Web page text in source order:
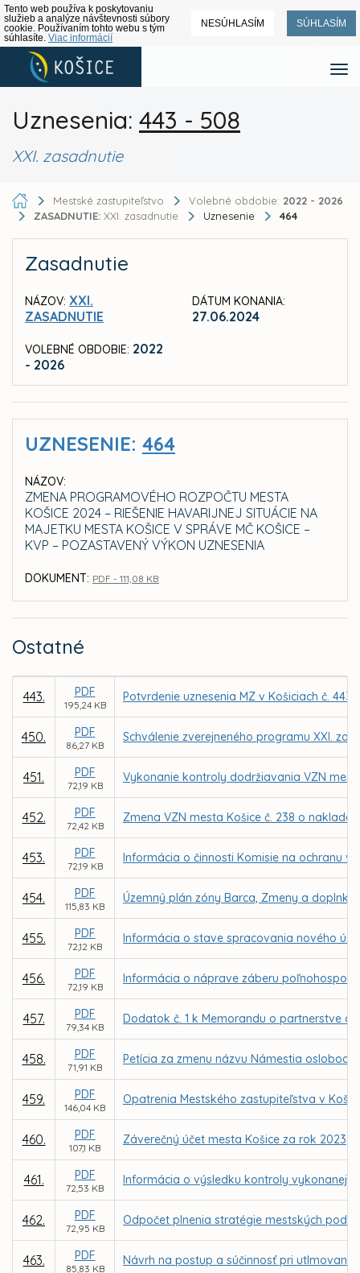
Tento web používa k poskytovaniu
služieb a analýze návštevnosti súbory
cookie. Používaním tohto webu s tým
súhlasíte. Viac informácií
NESÚHLASÍM SÚHLASÍM
Uznesenia: 443 - 508
XXI. zasadnutie
Mestské zastupiteľstvo Volebné obdobie: 2022 - 2026
ZASADNUTIE: XXI. zasadnutie Uznesenie 464
Zasadnutie
NÁZOV: XXI.
ZASADNUTIE
VOLEBNÉ OBDOBIE: 2022
- 2026
DÁTUM KONANIA:
27.06.2024
UZNESENIE: 464
NÁZOV:
ZMENA PROGRAMOVÉHO ROZPOČTU MESTA
KOŠICE 2024 – RIEŠENIE HAVARIJNEJ SITUÁCIE NA
MAJETKU MESTA KOŠICE V SPRÁVE MČ KOŠICE –
KVP – POZASTAVENÝ VÝKON UZNESENIA
DOKUMENT: PDF - 111,08 KB
Ostatné
443. PDF
195,24 KB
Potvrdenie uznesenia MZ v Košiciach č.
450. PDF
86,27 KB
Schválenie zverejneného programu XXI.
451. PDF
72,19 KB
Vykonanie kontroly dodržiavania VZN
452. PDF
72,42 KB
Zmena VZN mesta Košice č. 238 o
453. PDF
72,19 KB
Informácia o činnosti Komisie na ochranu
454. PDF
115,83 KB
Územný plán zóny Barca, Zmeny a doplnky
455. PDF
72,12 KB
Informácia o stave spracovania nového
456. PDF
72,19 KB
Informácia o náprave záberu
457. PDF
79,34 KB
Dodatok č. 1 k Memorandu o partnerstve a
458. PDF
71,91 KB
Petícia za zmenu názvu Námestia
459. PDF
146,04 KB
Opatrenia Mestského zastupiteľstva v
460. PDF
107,1 KB
Záverečný účet mesta Košice za rok 2023
461. PDF
72,53 KB
Informácia o výsledku kontroly vykonanej
462. PDF
72,95 KB
Odpočet plnenia stratégie mestských
463. PDF
85,83 KB
Návrh na postup a súčinnosť pri utlmovaní